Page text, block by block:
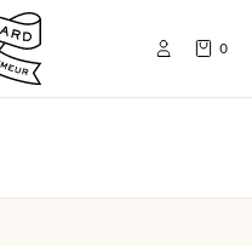
0